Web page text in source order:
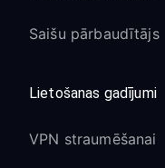
Saišu pārbaudītājs
Lietošanas gadījumi
VPN straumēšanai